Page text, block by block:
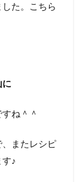
た。こちら
に
ね＾＾
またレシピ
♪